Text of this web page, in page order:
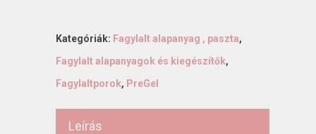
Kategóriák: Fagylalt alapanyag , paszta,
Fagylalt alapanyagok és kiegészítők,
Fagylaltporok, PreGel
Leírás